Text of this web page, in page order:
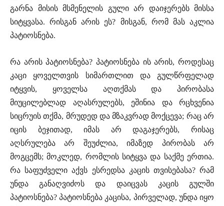
გარნა მისის მსმენელის გული არ დაიჯერებს მისსა
სიტყვასა. რისგან არის ეს? მისგან, რომ მას აკლია
პატიოსნება.
რა არის პატიოსნება? პატიოსნება ის არის, როდესაც
კაცი ყოველთვის სიმართლით და გულწრფელად
იტყვის, ყოველსა აღთქმას და პირობასა
მიუცილებლად აღასრულებს, ეშინია და რცხვენია
სიცრუის თქმა, მრუდედ და მზაკვრად მოქცევა; რაც არ
იცის ბეჯითად, იმას არ დაგაჯერებს, რისაც
აღსრულება არ შეუძლია, იმაზედ პირობას არ
მოგცემს; მოკლედ, რომლის სიტყვა და საქმე ერთია.
რა საფუძველი აქვს ესრედსა კაცის თვისებასა? რამ
უნდა განაღვიძოს და დაიცვას კაცის გულში
პატიოსნება? პატიოსნება კაცისა, პირველად, უნდა იყო